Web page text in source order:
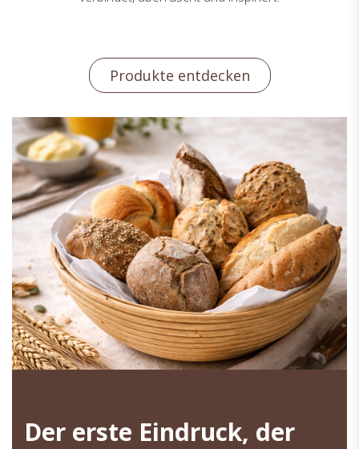
Produkte entdecken
Der erste Eindruck, der